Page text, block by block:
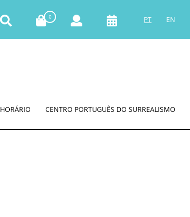
PT EN
0
HORÁRIO CENTRO PORTUGUÊS DO SURREALISMO